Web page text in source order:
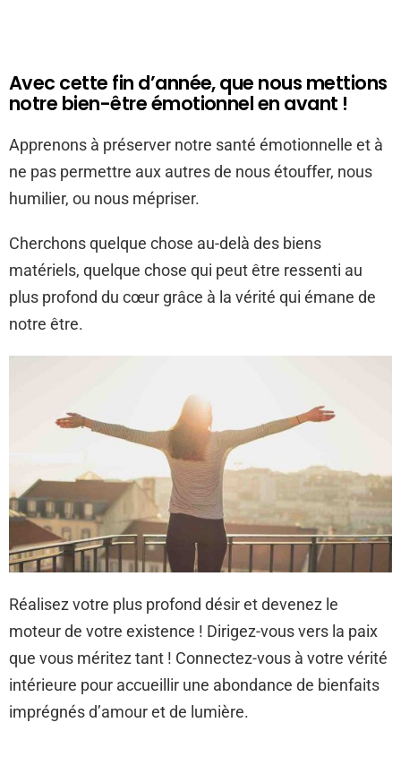
Avec cette fin d’année, que nous mettions
notre bien-être émotionnel en avant !
Apprenons à préserver notre santé émotionnelle et à
ne pas permettre aux autres de nous étouffer, nous
humilier, ou nous mépriser.
Cherchons quelque chose au-delà des biens
matériels, quelque chose qui peut être ressenti au
plus profond du cœur grâce à la vérité qui émane de
notre être.
Réalisez votre plus profond désir et devenez le
moteur de votre existence ! Dirigez-vous vers la paix
que vous méritez tant ! Connectez-vous à votre vérité
intérieure pour accueillir une abondance de bienfaits
imprégnés d’amour et de lumière.